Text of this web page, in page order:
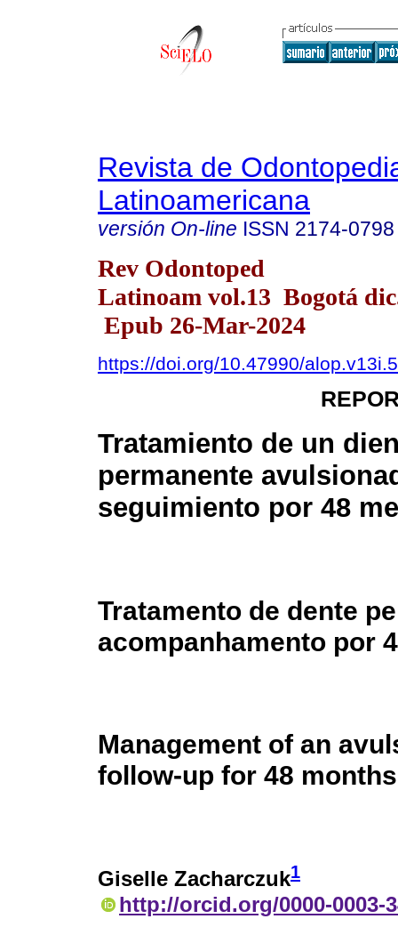
Revista de
Latinoamericana
versión On-line ISSN 2174-0798
Rev Odontoped
Latinoam vol.13 Bogotá
Epub 26-Mar-2024
https://doi.org/10.47990/
Tratamiento de un
permanente
seguimiento por 48
Tratamento de dente
acompanhamento por
Management of an
follow-up for 48 months
Giselle Zacharczuk1
http://orcid.org/0000-0003-